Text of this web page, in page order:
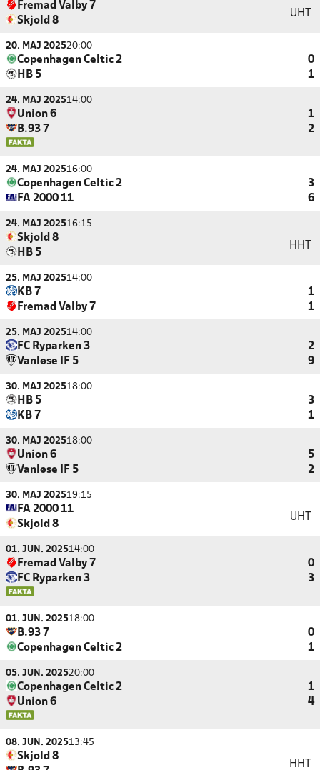
Fremad Valby 7
Skjold 8
UHT
20. MAJ 202520:00
Copenhagen Celtic 2
0
HB 5
1
24. MAJ 202514:00
Union 6
1
B.93 7
2
24. MAJ 202516:00
Copenhagen Celtic 2
3
FA 2000 11
6
24. MAJ 202516:15
Skjold 8
HB 5
HHT
25. MAJ 202514:00
KB 7
1
Fremad Valby 7
1
25. MAJ 202514:00
FC Ryparken 3
2
Vanløse IF 5
9
30. MAJ 202518:00
HB 5
3
KB 7
1
30. MAJ 202518:00
Union 6
5
Vanløse IF 5
2
30. MAJ 202519:15
FA 2000 11
Skjold 8
UHT
01. JUN. 202514:00
Fremad Valby 7
0
FC Ryparken 3
3
01. JUN. 202518:00
B.93 7
0
Copenhagen Celtic 2
1
05. JUN. 202520:00
Copenhagen Celtic 2
1
Union 6
4
08. JUN. 202513:45
Skjold 8
HHT